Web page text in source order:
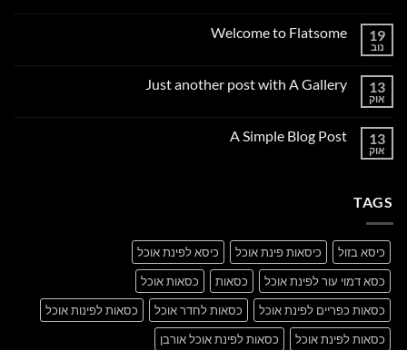
19
נוב
Welcome to Flatsome
Welcome
13
אוק
Just another post with A Gallery
Just
13
אוק
A Simple Blog Post
TAGS
כיסא בזול כיסאות פינת אוכל
כיסא לפינת אוכל
כסא דמוי עור לפינת אוכל
כסאות
כסאות אוכל
כסאות כפריים לפינת אוכל
כסאות לחדר אוכל
כסאות לפינות אוכל
כסאות לפינת אוכל
כסאות לפינת אוכל אורבן